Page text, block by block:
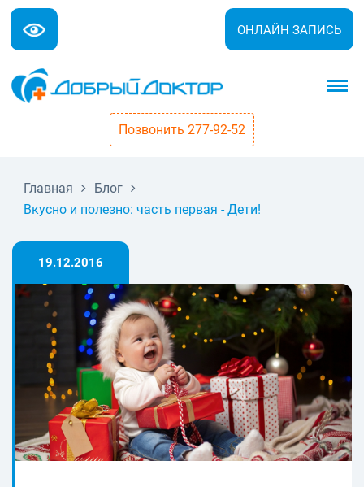
ОНЛАЙН ЗАПИСЬ
Позвонить 277-92-52
Главная
Блог
Вкусно и полезно: часть первая - Дети!
19.12.2016